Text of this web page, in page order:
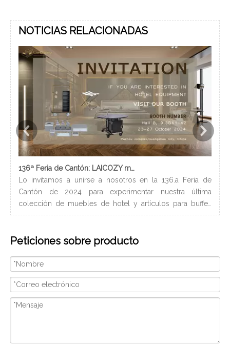
NOTICIAS RELACIONADAS
136ª Feria de Cantón: LAICOZY muestra el futuro de los muebles de hotel y los artículos de buffet
Lo invitamos a unirse a nosotros en la 136.a Feria de
Cantón de 2024 para experimentar nuestra última
colección de muebles de hotel y artículos para buffet.
Esperamos conectarnos con profesionales de la industria,
por la artesanía de calidad y el diseño innovador.
Peticiones sobre producto